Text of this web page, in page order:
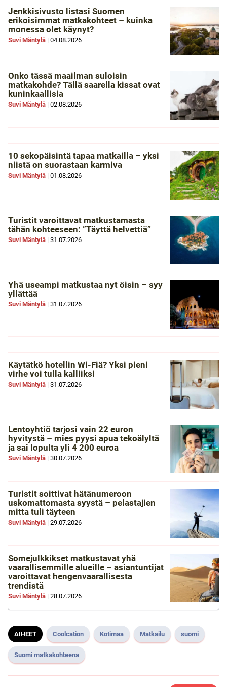
Jenkkisivusto listasi Suomen
erikoisimmat matkakohteet – kuinka
monessa olet käynyt?
Suvi Mäntylä | 04.08.2026
Onko tässä maailman suloisin
matkakohde? Tällä saarella kissat ovat
kuninkaallisia
Suvi Mäntylä | 02.08.2026
10 sekopäisintä tapaa matkailla – yksi
niistä on suorastaan karmiva
Suvi Mäntylä | 01.08.2026
Turistit varoittavat matkustamasta
tähän kohteeseen: ”Täyttä helvettiä”
Suvi Mäntylä | 31.07.2026
Yhä useampi matkustaa nyt öisin – syy
yllättää
Suvi Mäntylä | 31.07.2026
Käytätkö hotellin Wi-Fiä? Yksi pieni
virhe voi tulla kalliiksi
Suvi Mäntylä | 31.07.2026
Lentoyhtiö tarjosi vain 22 euron
hyvitystä – mies pyysi apua tekoälyltä
ja sai lopulta yli 4 200 euroa
Suvi Mäntylä | 30.07.2026
Turistit soittivat hätänumeroon
uskomattomasta syystä – pelastajien
mitta tuli täyteen
Suvi Mäntylä | 29.07.2026
Somejulkkikset matkustavat yhä
vaarallisemmille alueille – asiantuntijat
varoittavat hengenvaarallisesta
trendistä
Suvi Mäntylä | 28.07.2026
AIHEET Coolcation Kotimaa Matkailu suomi
Suomi matkakohteena